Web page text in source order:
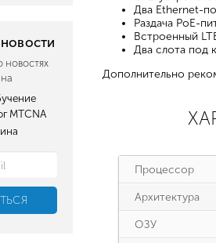
новостях
MTCNA
Два Ethernet-
Раздача PoE-
Встроенный
Два слота под
Дополнительно
Процессор
Архитектура
ОЗУ